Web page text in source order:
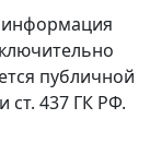
публичной
437 ГК РФ.